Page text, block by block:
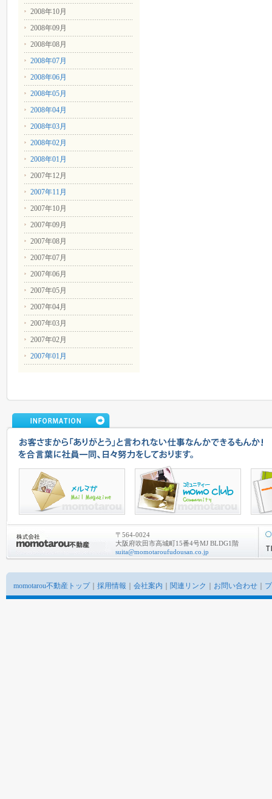
2008年10月
2008年09月
2008年08月
2008年07月
2008年06月
2008年05月
2008年04月
2008年03月
2008年02月
2008年01月
2007年12月
2007年11月
2007年10月
2007年09月
2007年08月
2007年07月
2007年06月
2007年05月
2007年04月
2007年03月
2007年02月
2007年01月
〒564-0024
大阪府吹田市高城町15番4号MJ BLDG1階
suita@momotaroufudousan.co.jp
momotarou不動産トップ｜ 採用情報 会社案内 関連リンク お問い合わせ